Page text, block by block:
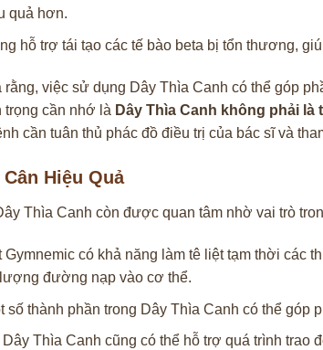
quả hơn.
hỗ trợ tái tạo các tế bào beta bị tổn thương,
việc sử dụng Dây Thìa Canh có thể góp
trọng cần nhớ là Dây Thìa Canh không phải
cần tuân thủ phác đồ điều trị của bác sĩ và
Hiệu Quả
Thìa Canh còn được quan tâm nhờ vai trò
Gymnemic có khả năng làm tê liệt tạm thời các
đường nạp vào cơ thể.
số thành phần trong Dây Thìa Canh có thể góp
Dây Thìa Canh cũng có thể hỗ trợ quá trình trao